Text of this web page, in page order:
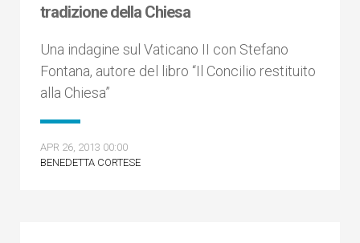
tradizione della Chiesa
Una indagine sul Vaticano II con Stefano
Fontana, autore del libro “Il Concilio restituito
alla Chiesa”
APR 26, 2013 00:00
BENEDETTA CORTESE